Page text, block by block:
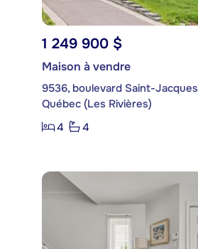
1 249 900 $
Maison à vendre
9536, boulevard Saint-Jacques
Québec (Les Rivières)
4
4